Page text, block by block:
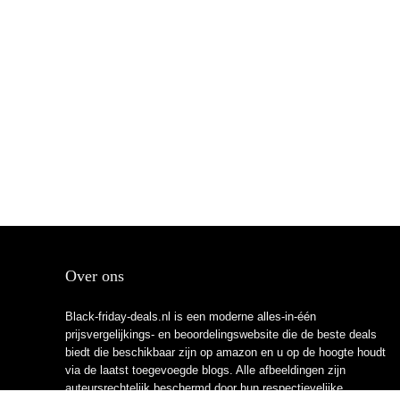
Over ons
Black-friday-deals.nl is een moderne alles-in-één
prijsvergelijkings- en beoordelingswebsite die de beste deals
biedt die beschikbaar zijn op amazon en u op de hoogte houdt
via de laatst toegevoegde blogs. Alle afbeeldingen zijn
auteursrechtelijk beschermd door hun respectievelijke